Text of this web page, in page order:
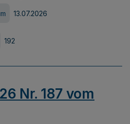
13.07.2026
192
Nr. 187 vom